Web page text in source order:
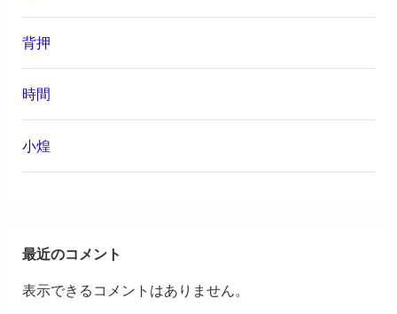
背押
時間
小煌
最近のコメント
表示できるコメントはありません。